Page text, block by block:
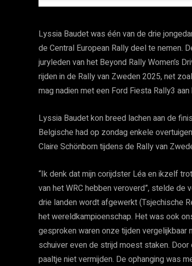
Lyssia Baudet was één van de drie
de Central European Rally deel te nemen.
juryleden van het Beyond Rally Women’s
rijden in de Rally van Zweden 2025, net
mag nadien met een Ford Fiesta Rally3
Lyssia Baudet kon breed lachen aan de
Belgische had op zondag enkele
Claire Schönborn tijdens de Rally van
“Ik denk dat mijn corijdster Léa en ikzelf
van het WRC hebben veroverd”, stelde de
drie landen wordt afgewerkt (Tsjechische
het wereldkampioenschap. Het was ook
gesproken waren onze tijden vergelijkbaar
schuiver even de strijd moest staken.
paaltje niet vermijden. De ophanging was